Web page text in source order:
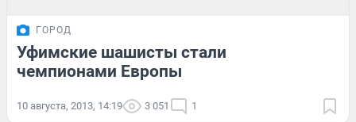
ГОРОД
Уфимские шашисты стали
чемпионами Европы
10 августа, 2013, 14:19 3 051 1